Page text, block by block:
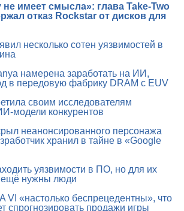
не имеет смысла»: глава Take-Two
отказ Rockstar от дисков для
несколько сотен уязвимостей в
намерена заработать на ИИ,
в передовую фабрику DRAM с EUV
своим исследователям
модели конкурентов
неанонсированного персонажа
хранил в тайне в «Google
уязвимости в ПО, но для их
ещё нужны люди
VI «настолько беспрецедентны», что
спрогнозировать продажи игры